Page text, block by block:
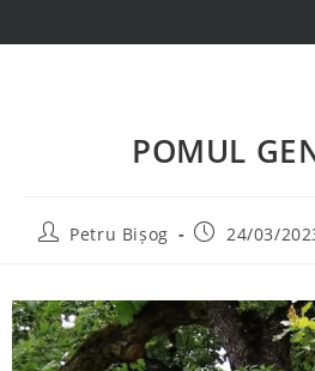
POMUL
Petru Bișog 24/03/